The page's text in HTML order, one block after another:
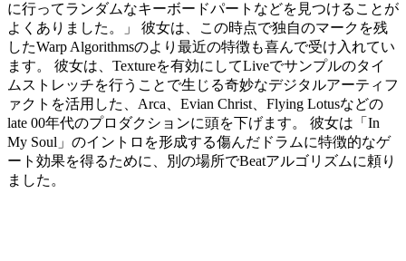
に行ってランダムなキーボードパートなどを見つけることが
よくありました。」 彼女は、この時点で独自のマークを残
したWarp Algorithmsのより最近の特徴も喜んで受け入れてい
ます。 彼女は、Textureを有効にしてLiveでサンプルのタイ
ムストレッチを行うことで生じる奇妙なデジタルアーティフ
ァクトを活用した、Arca、Evian Christ、Flying Lotusなどの
late 00年代のプロダクションに頭を下げます。 彼女は「In
My Soul」のイントロを形成する傷んだドラムに特徴的なゲ
ート効果を得るために、別の場所でBeatアルゴリズムに頼り
ました。